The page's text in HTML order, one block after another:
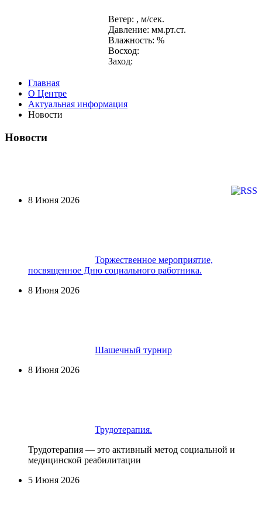
Ветер: , м/сек.
Давление: мм.рт.ст.
Влажность: %
Восход:
Заход:
Главная
О Центре
Актуальная информация
Новости
Новости
8 Июня 2026
Торжественное мероприятие,
посвященное Дню социального работника.
8 Июня 2026
Шашечный турнир
8 Июня 2026
Трудотерапия.
Трудотерапия — это активный метод социальной и
медицинской реабилитации
5 Июня 2026